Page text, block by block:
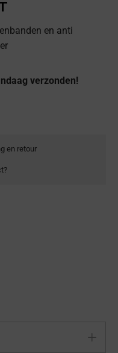
en anti
verzonden!
en retour